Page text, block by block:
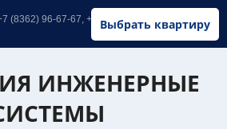
Выбрать квартиру
(8362) 96-67-67, +7 (902) 326-67-67
ИНЖЕНЕРНЫЕ